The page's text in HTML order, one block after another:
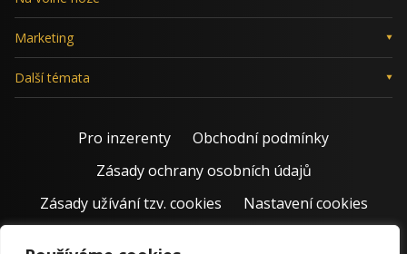
Marketing
Další témata
Pro inzerenty
Obchodní podmínky
Zásady ochrany osobních údajů
Zásady užívání tzv. cookies
Nastavení cookies